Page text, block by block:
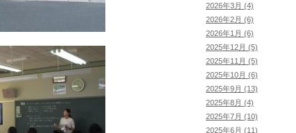
2026年3月 (4)
2026年2月 (6)
2026年1月 (6)
2025年12月 (5)
2025年11月 (5)
2025年10月 (6)
2025年9月 (13)
2025年8月 (4)
2025年7月 (10)
2025年6月 (11)